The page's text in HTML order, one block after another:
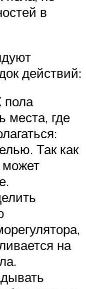
в
действий:
пола
места, где
Так как
может
на